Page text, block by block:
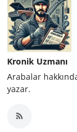
Kronik Uzmanı
Arabalar
yazar.